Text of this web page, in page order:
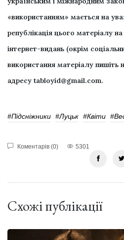
«використанням» мається на
републікація цього матеріалу
інтернет-видань (окрім
використання матеріалу пишіть
адресу tabloyid@gmail.com.
#Підсніжники #Луцьк #квіти
Коментарів (0) 5301
Схожі публікації